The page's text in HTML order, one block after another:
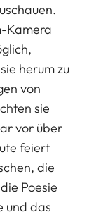
Kamera
herum zu
von
sie
vor über
feiert
die
Poesie
und das